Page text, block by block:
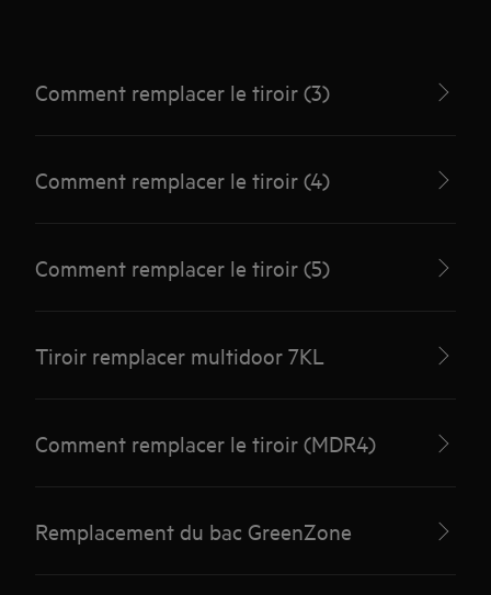
Comment remplacer le tiroir (3)
Comment remplacer le tiroir (4)
Comment remplacer le tiroir (5)
Tiroir remplacer multidoor 7KL
Comment remplacer le tiroir (MDR4)
Remplacement du bac GreenZone